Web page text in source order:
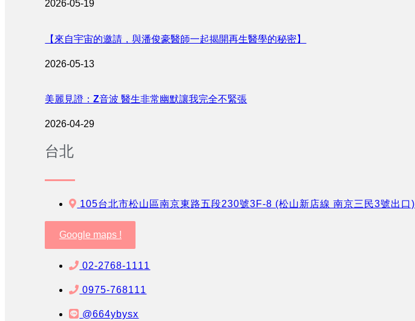
2026-05-19
【來自宇宙的邀請，與潘俊豪醫師一起揭開再生醫學的秘密】
2026-05-13
美麗見證：Z音波 醫生非常幽默讓我完全不緊張
2026-04-29
台北
105台北市松山區南京東路五段230號3F-8 (松山新店線 南京三民3號出口)
Google maps !
02-2768-1111
0975-768111
@664ybysx